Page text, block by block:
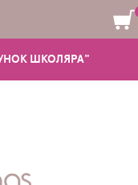
ШКОЛЯРА"